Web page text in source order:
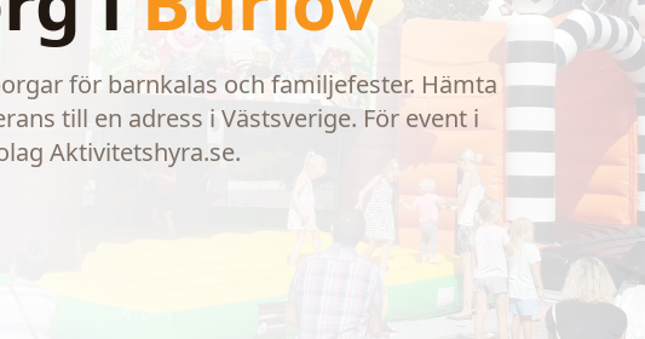
för barnkalas och familjefester. Hämta
till en adress i Västsverige. För event i
Aktivitetshyra.se.